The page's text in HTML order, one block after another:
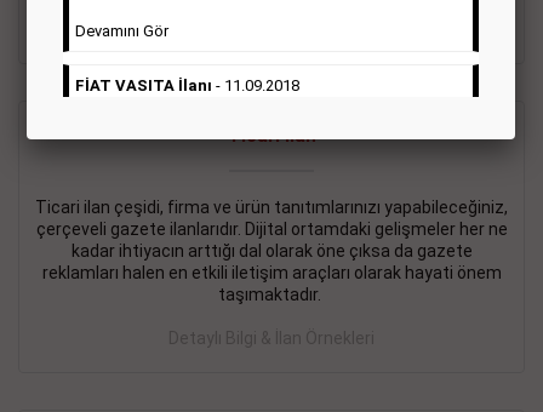
Detaylı Bilgi & İlan Örnekleri
Ticari İlan
Ticari ilan çeşidi, firma ve ürün tanıtımlarınızı yapabileceğiniz,
çerçeveli gazete ilanlarıdır. Dijital ortamdaki gelişmeler her ne
kadar ihtiyacın arttığı dal olarak öne çıksa da gazete
reklamları halen en etkili iletişim araçları olarak hayati önem
taşımaktadır.
Detaylı Bilgi & İlan Örnekleri
Devamını Gör
FİAT VASITA İlanı - 11.09.2018
2.800.000e kurumsal mağaza.
BAKIRKÖY SATILIK İlanı- 11.09.2018
KARTALTEPEde kelepir 2+ 1 satılık daire